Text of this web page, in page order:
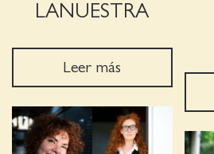
LANUESTRA
Leer más